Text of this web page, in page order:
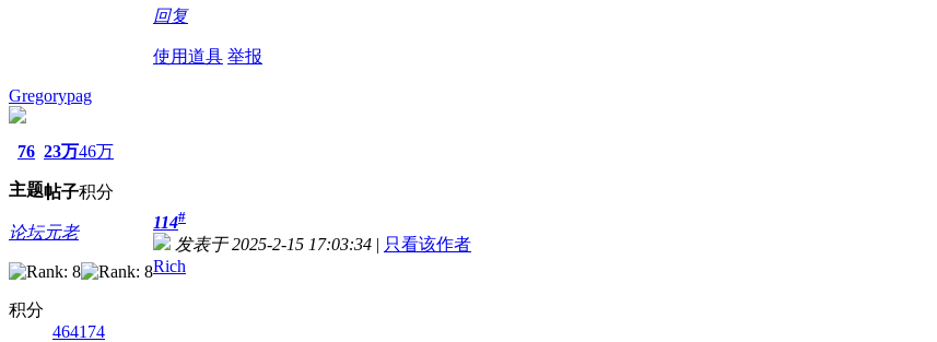
回复
使用道具 举报
Gregorypag
76
主题
23万
帖子
46万
积分
论坛元老
积分
464174
114#
发表于 2025-2-15 17:03:34 | 只看该作者
Rich